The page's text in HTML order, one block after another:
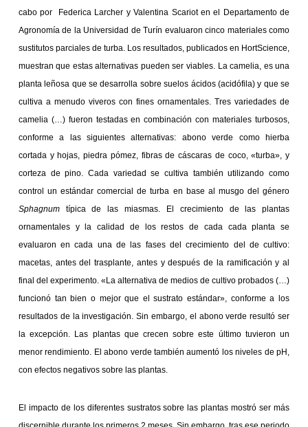
cabo por
Federica Larcher y Valentina Scariot en el Departamento de
Agronomía de la Universidad de Turín evaluaron cinco materiales como
sustitutos parciales de turba. Los resultados, publicados en HortScience,
muestran que estas alternativas pueden ser viables. La camelia, es una
planta leñosa que se desarrolla sobre suelos ácidos (acidófila) y que se
cultiva a menudo viveros con fines ornamentales. Tres variedades de
camelia (…) fueron testadas en combinación con materiales turbosos,
conforme a las siguientes alternativas: abono verde como hierba
cortada y hojas, piedra pómez, fibras de cáscaras de coco, «turba», y
corteza de pino. Cada variedad se cultiva también utilizando como
control un estándar comercial de turba en base al musgo del género
Sphagnum típica de las miasmas. El crecimiento de las plantas
ornamentales y la calidad de los restos de cada cada planta se
evaluaron en cada una de las fases del crecimiento del de cultivo:
macetas, antes del trasplante, antes y después de la ramificación y al
final del experimento. «La alternativa de medios de cultivo probados (…)
funcionó tan bien o mejor que el sustrato estándar», conforme a los
resultados de la investigación. Sin embargo, el abono verde resultó ser
la excepción. Las plantas que crecen sobre este último tuvieron un
menor rendimiento. El abono verde también aumentó los niveles de pH,
con efectos negativos sobre las plantas.
El impacto de los diferentes sustratos sobre las plantas mostró ser más